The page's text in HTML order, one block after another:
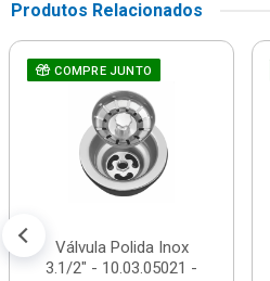
Produtos Relacionados
COMPRE JUNTO
Válvula Polida Inox
3.1/2" - 10.03.05021 -